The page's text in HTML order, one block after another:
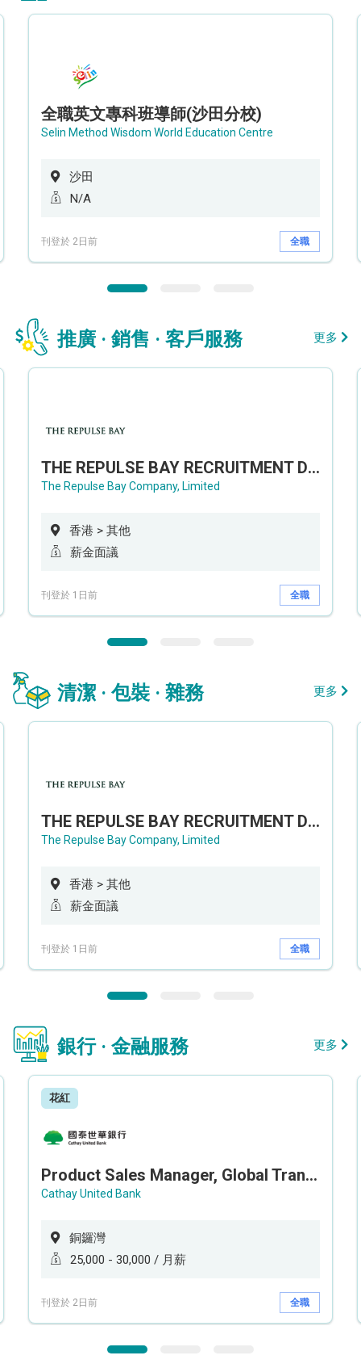
全職英文專科班導師(沙田分校)
Selin Method Wisdom World Education Centre
沙田
N/A
刊登於 2日前 全職
推廣 · 銷售 · 客戶服務 更多
THE REPULSE BAY RECRUITMENT DAY 淺水灣影灣園人才招聘會
The Repulse Bay Company, Limited
香港 > 其他
薪金面議
刊登於 1日前 全職
清潔 · 包裝 · 雜務 更多
THE REPULSE BAY RECRUITMENT DAY 淺水灣影灣園人才招聘會
The Repulse Bay Company, Limited
香港 > 其他
薪金面議
刊登於 1日前 全職
銀行 · 金融服務 更多
花紅
Product Sales Manager, Global Transaction Service (GTS)
Cathay United Bank
銅鑼灣
25,000 - 30,000 / 月薪
刊登於 2日前 全職